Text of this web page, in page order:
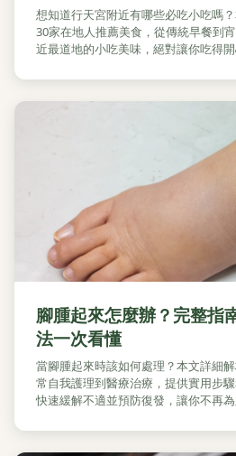
想知道行天宮附近有哪些必吃小吃嗎
30家在地人推薦美食，從傳統早餐到
近最道地的小吃美味，絕對讓你吃得開
腳腫起來怎麼辦？完整指
法一次看懂
當腳腫起來時該如何處理？本文詳細
常自我護理到醫療治療，提供實用步
快速緩解不適並預防復發，讓你不再為